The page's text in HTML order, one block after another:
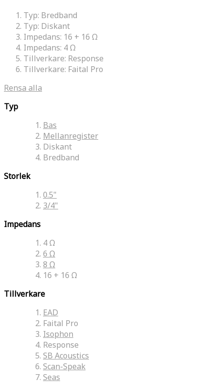
Typ: Bredband
Typ: Diskant
Impedans: 16 + 16 Ω
Impedans: 4 Ω
Tillverkare: Response
Tillverkare: Faital Pro
Rensa alla
Typ
Bas
Mellanregister
Diskant
Bredband
Storlek
0.5"
3/4"
Impedans
4 Ω
6 Ω
8 Ω
16 + 16 Ω
Tillverkare
EAD
Faital Pro
Isophon
Response
SB Acoustics
Scan-Speak
Seas